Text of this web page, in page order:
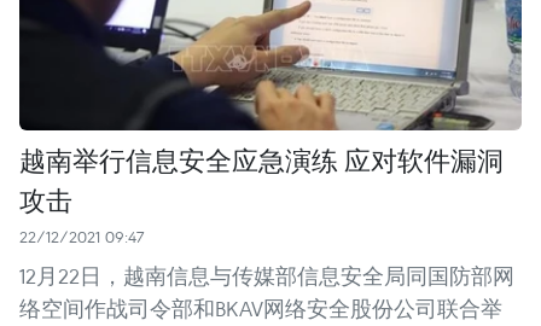
越南举行信息安全应急演练 应对软件漏洞
攻击
22/12/2021 09:47
12月22日，越南信息与传媒部信息安全局同国防部网
络空间作战司令部和BKAV网络安全股份公司联合举